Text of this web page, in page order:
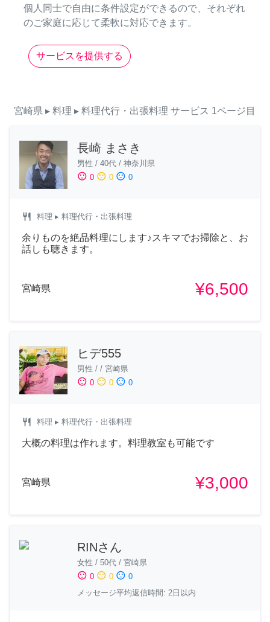
個人同士で自由に条件設定ができるので、それぞれ
のご家庭に応じて柔軟に対応できます。
サービスを提供する
宮崎県 ▸ 料理 ▸ 料理代行・出張料理 サービス 1ページ目
長崎 まさき
男性 / 40代 / 神奈川県
sentiment_satisfied 0 sentiment_neutral 0 sentiment_dissatisfied 0
restaurant 料理 ▸ 料理代行・出張料理
余りものを絶品料理にします♪スキマでお掃除と、お
話しも聴きます。
宮崎県 ¥6,500
ヒデ555
男性 / / 宮崎県
sentiment_satisfied 0 sentiment_neutral 0 sentiment_dissatisfied 0
restaurant 料理 ▸ 料理代行・出張料理
大概の料理は作れます。料理教室も可能です
宮崎県 ¥3,000
RINさん
女性 / 50代 / 宮崎県
sentiment_satisfied 0 sentiment_neutral 0 sentiment_dissatisfied 0
メッセージ平均返信時間: 2日以内